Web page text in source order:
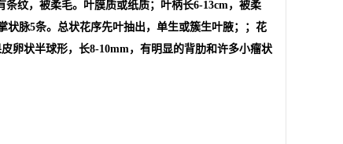
纹，被柔毛。叶膜质或纸质；叶柄长6-13cm，被柔
状脉5条。总状花序先叶抽出，单生或簇生叶腋；；花
卵状半球形，长8-10mm，有明显的背肋和许多小瘤状